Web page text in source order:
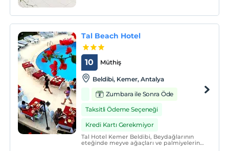
Tal Beach Hotel
Müthiş
10
Beldibi, Kemer, Antalya
Zumbara ile Sonra Öde
Taksitli Ödeme Seçeneği
Kredi Kartı Gerekmiyor
Tal Hotel Kemer Beldibi, Beydağlarının
eteğinde meyve ağaçları ve palmiyelerin